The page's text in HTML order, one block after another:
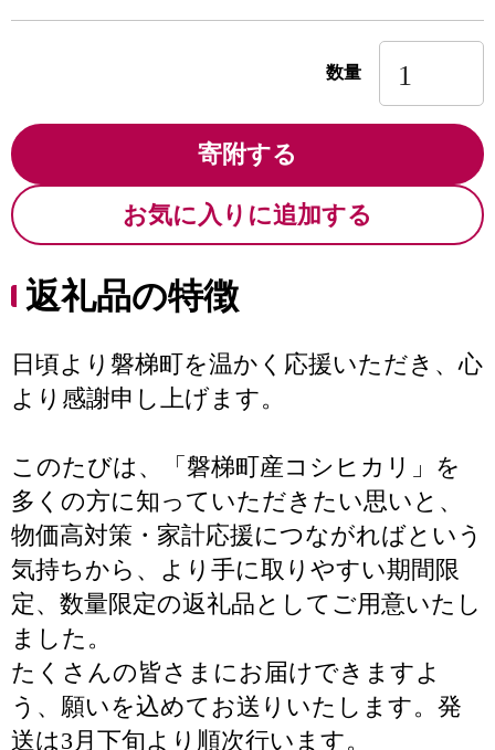
数量
寄附する
お気に入りに追加する
返礼品の特徴
日頃より磐梯町を温かく応援いただき、心
より感謝申し上げます。
このたびは、「磐梯町産コシヒカリ」を
多くの方に知っていただきたい思いと、
物価高対策・家計応援につながればという
気持ちから、より手に取りやすい期間限
定、数量限定の返礼品としてご用意いたし
ました。
たくさんの皆さまにお届けできますよ
う、願いを込めてお送りいたします。発
送は3月下旬より順次行います。